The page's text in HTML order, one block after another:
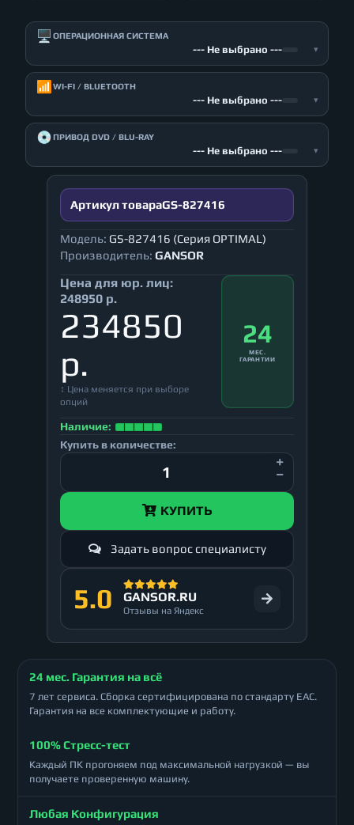
🖥️ ОПЕРАЦИОННАЯ СИСТЕМА
--- Не выбрано --- ▾
📶 WI-FI / BLUETOOTH
--- Не выбрано --- ▾
💿ПРИВОД DVD / BLU-RAY
--- Не выбрано --- ▾
Артикул товараGS-827416
Модель: GS-827416 (Серия OPTIMAL)
Производитель: GANSOR
Цена для юр. лиц:
248950 р.
234850
р.
↕ Цена меняется при выборе
опций
24
МЕС.
ГАРАНТИИ
Наличие:
Купить в количестве:
КУПИТЬ
Задать вопрос специалисту
5.0 GANSOR.RU
Отзывы на Яндекс
24 мес. Гарантия на всё
7 лет сервиса. Сборка сертифицирована по стандарту ЕАС.
Гарантия на все комплектующие и работу.
100% Стресс-тест
Каждый ПК прогоняем под максимальной нагрузкой — вы
получаете проверенную машину.
Любая Конфигурация